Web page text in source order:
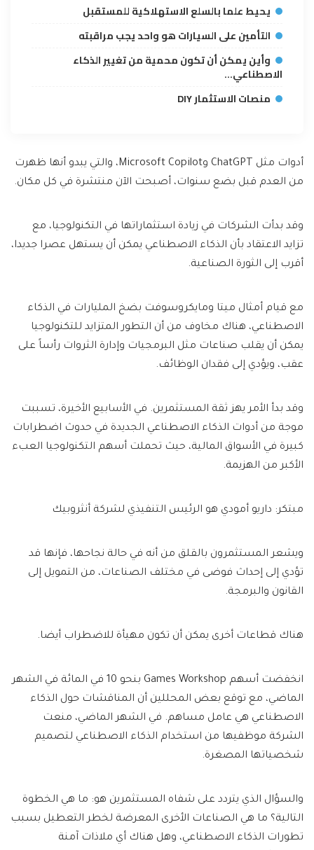
يحيط علما بالسلع الاستهلاكية للمستقبل
التأمين على السيارات هو واحد يجب مراقبته
وأين يمكن أن تكون محمية من تغيير الذكاء
الاصطناعي…
منصات الاستثمار DIY
أدوات مثل ChatGPT وMicrosoft Copilot، والتي يبدو أنها ظهرت
من العدم قبل بضع سنوات، أصبحت الآن منتشرة في كل مكان.
وقد بدأت الشركات في زيادة استثماراتها في التكنولوجيا، مع
تزايد الاعتقاد بأن الذكاء الاصطناعي يمكن أن يستهل عصرا جديدا،
أقرب إلى الثورة الصناعية.
مع قيام أمثال ميتا ومايكروسوفت بضخ المليارات في الذكاء
الاصطناعي، هناك مخاوف من أن التطور المتزايد للتكنولوجيا
يمكن أن يقلب صناعات مثل البرمجيات وإدارة الثروات رأساً على
عقب، ويؤدي إلى فقدان الوظائف.
وقد بدأ الأمر يهز ثقة المستثمرين. في الأسابيع الأخيرة، تسببت
موجة من أدوات الذكاء الاصطناعي الجديدة في حدوث اضطرابات
كبيرة في الأسواق المالية، حيث تحملت أسهم التكنولوجيا العبء
الأكبر من الهزيمة.
مبتكر: داريو أمودي هو الرئيس التنفيذي لشركة أنثروبيك
ويشعر المستثمرون بالقلق من أنه في حالة نجاحها، فإنها قد
تؤدي إلى إحداث فوضى في مختلف الصناعات، من التمويل إلى
القانون والبرمجة.
هناك قطاعات أخرى يمكن أن تكون مهيأة للاضطراب أيضا.
انخفضت أسهم Games Workshop بنحو 10 في المائة في الشهر
الماضي، مع توقع بعض المحللين أن المناقشات حول الذكاء
الاصطناعي هي عامل مساهم. في الشهر الماضي، منعت
الشركة موظفيها من استخدام الذكاء الاصطناعي لتصميم
شخصياتها المصغرة.
والسؤال الذي يتردد على شفاه المستثمرين هو: ما هي الخطوة
التالية؟ ما هي الصناعات الأخرى المعرضة لخطر التعطيل بسبب
تطورات الذكاء الاصطناعي، وهل هناك أي ملاذات آمنة